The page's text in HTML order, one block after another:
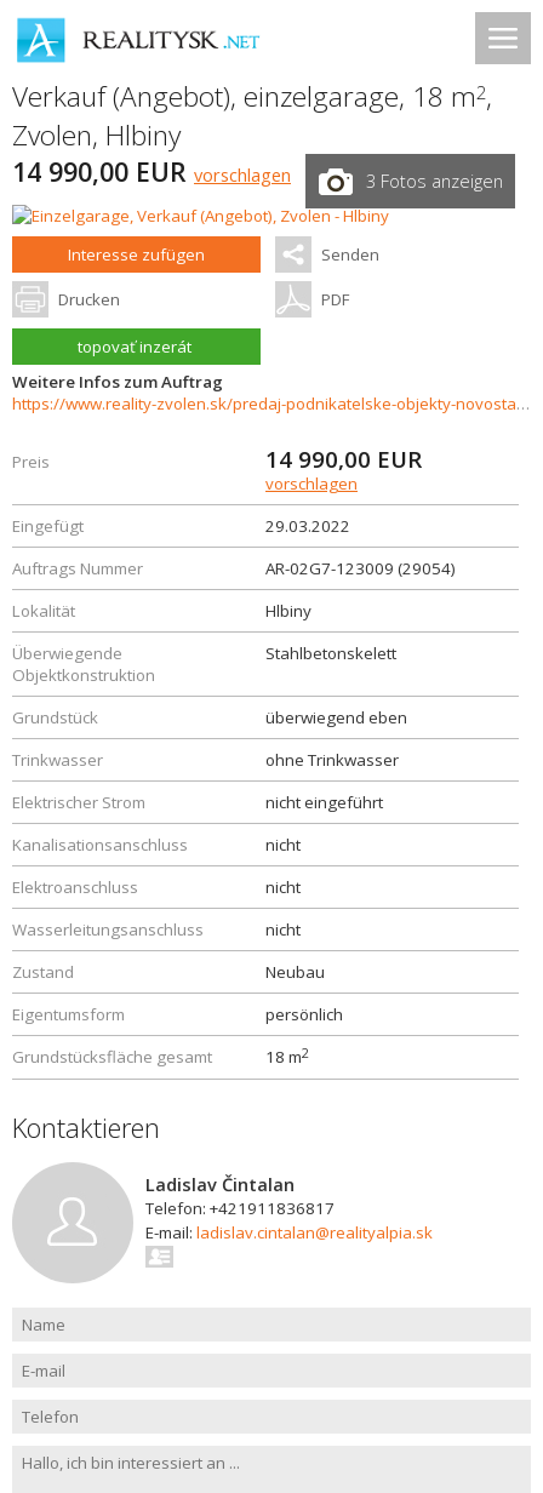
Verkauf (Angebot), einzelgarage, 18 m2,
Zvolen, Hlbiny
14 990,00 EUR vorschlagen 3 Fotos anzeigen
Interesse zufügen Senden
Drucken PDF
topovať inzerát
Weitere Infos zum Auftrag
https://www.reality-zvolen.sk/predaj-podnikatelske-objekty-novostavby/Garaz-na-predaj-ZvolenHlbiny-29054/?utm_source=areality&utm_medium=xml&utm_term=29054&utm_content=pozemok&utm_campaign=portaly
Preis 14 990,00 EUR
vorschlagen
Eingefügt
29.03.2022
Auftrags Nummer
AR-02G7-123009 (29054)
Lokalität
Hlbiny
Überwiegende
Objektkonstruktion
Stahlbetonskelett
Grundstück
überwiegend eben
Trinkwasser
ohne Trinkwasser
Elektrischer Strom
nicht eingeführt
Kanalisationsanschluss
nicht
Elektroanschluss
nicht
Wasserleitungsanschluss
nicht
Zustand
Neubau
Eigentumsform
persönlich
Grundstücksfläche gesamt
18 m2
Kontaktieren
Ladislav Čintalan
Telefon: +421911836817
E-mail: ladislav.cintalan@realityalpia.sk